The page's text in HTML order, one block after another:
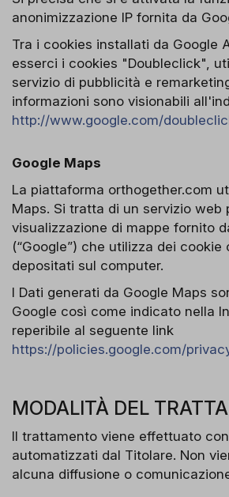
anonimizzazione IP fornita da
Tra i cookies installati da Google
esserci i cookies "Doubleclick",
servizio di pubblicità e
informazioni sono visionabili
http://www.google.com/
Google Maps
La piattaforma orthogether.com
Maps. Si tratta di un servizio web
visualizzazione di mappe fornito
(“Google”) che utilizza dei cookie
depositati sul computer.
I Dati generati da Google Maps
Google così come indicato nella
reperibile al seguente link
https://policies.google.com/
MODALITÀ DEL
Il trattamento viene effettuato
automatizzati dal Titolare. Non
alcuna diffusione o